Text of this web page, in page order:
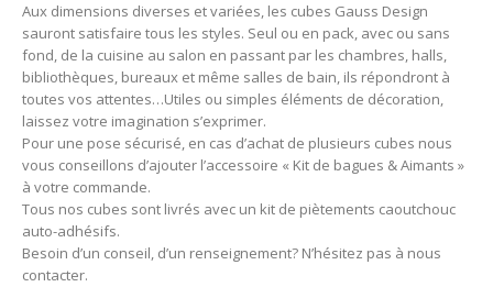
Aux dimensions diverses et variées, les cubes Gauss Design
sauront satisfaire tous les styles. Seul ou en pack, avec ou sans
fond, de la cuisine au salon en passant par les chambres, halls,
bibliothèques, bureaux et même salles de bain, ils répondront à
toutes vos attentes…Utiles ou simples éléments de décoration,
laissez votre imagination s’exprimer.
Pour une pose sécurisé, en cas d’achat de plusieurs cubes nous
vous conseillons d’ajouter l’accessoire « Kit de bagues & Aimants »
à votre commande.
Tous nos cubes sont livrés avec un kit de piètements caoutchouc
auto-adhésifs.
Besoin d’un conseil, d’un renseignement? N’hésitez pas à nous
contacter.